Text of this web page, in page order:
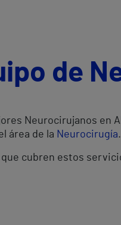
de
Neurocirujanos
área de la Neurocirugía.
cubren estos